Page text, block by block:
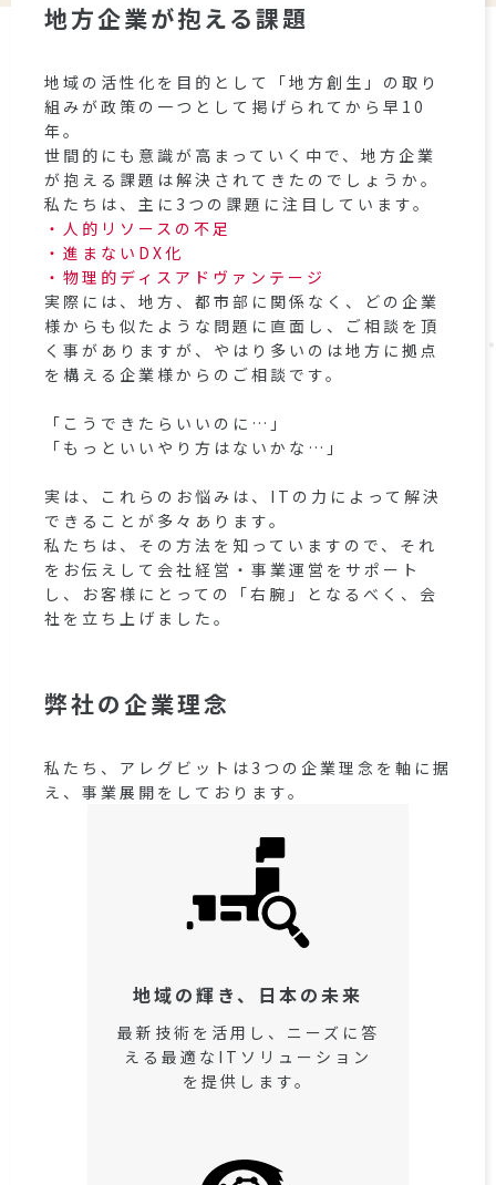
地方企業が抱える課題
地域の活性化を目的として「地方創生」の取り
組みが政策の一つとして掲げられてから早10
年。
世間的にも意識が高まっていく中で、地方企業
が抱える課題は解決されてきたのでしょうか。
私たちは、主に3つの課題に注目しています。
人的リソースの不足
進まないDX化
物理的ディスアドヴァンテージ
実際には、地方、都市部に関係なく、どの企業
様からも似たような問題に直面し、ご相談を頂
く事がありますが、やはり多いのは地方に拠点
を構える企業様からのご相談です。
「こうできたらいいのに…」
「もっといいやり方はないかな…」
実は、これらのお悩みは、ITの力によって解決
できることが多々あります。
私たちは、その方法を知っていますので、それ
をお伝えして会社経営・事業運営をサポート
し、お客様にとっての「右腕」となるべく、会
社を立ち上げました。
弊社の企業理念
私たち、アレグビットは3つの企業理念を軸に据
え、事業展開をしております。
地域の輝き、日本の未来
最新技術を活用し、ニーズに答
える最適なITソリューション
を提供します。